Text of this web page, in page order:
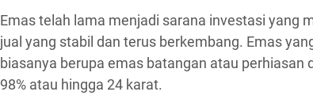
Emas telah lama menjadi sarana investasi yang
jual yang stabil dan terus berkembang. Emas
biasanya berupa emas batangan atau perhiasan
98% atau hingga 24 karat.